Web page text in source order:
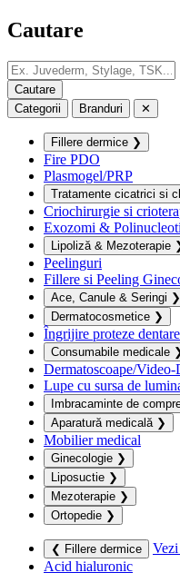
Cautare
Categorii Branduri ✕
Fillere dermice ❯
Fire PDO
Plasmogel/PRP
Tratamente cicatrici si
Criochirurgie si
Exozomi &
Lipoliză & Mezoterapie
Peelinguri
Fillere si Peeling
Ace, Canule & Seringi ❯
Dermatocosmetice ❯
Îngrijire proteze dentare
Consumabile medicale
Dermatoscoape/Video-
Lupe cu sursa de
Imbracaminte de
Aparatură medicală ❯
Mobilier medical
Ginecologie ❯
Liposuctie ❯
Mezoterapie ❯
Ortopedie ❯
❮ Fillere dermice
Acid hialuronic